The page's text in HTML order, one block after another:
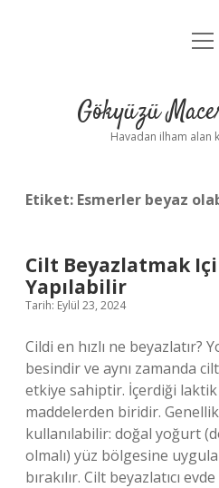
Yasal
Gökyüzü
Havadan ilham alan
Etiket: Esmerler beyaz
Cilt Beyazlatmak
Yapılabilir
Tarih: Eylül 23, 2024
Cildi en hızlı ne beyazlatır?
besindir ve aynı zamanda
etkiye sahiptir. İçerdiği
maddelerden biridir.
kullanılabilir: doğal yoğurt
olmalı) yüz bölgesine
bırakılır. Cilt beyazlatıcı